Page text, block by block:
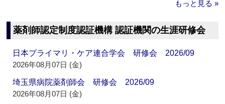
もっと見る »
薬剤師認定制度認証機構 認証機関の生涯研修会
日本プライマリ・ケア連合学会 研修会 2026/09
2026年08月07日 (金)
埼玉県病院薬剤師会 研修会 2026/09
2026年08月07日 (金)